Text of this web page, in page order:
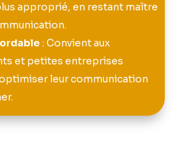
approprié, en restant maître
: Convient aux
et petites entreprises
leur communication